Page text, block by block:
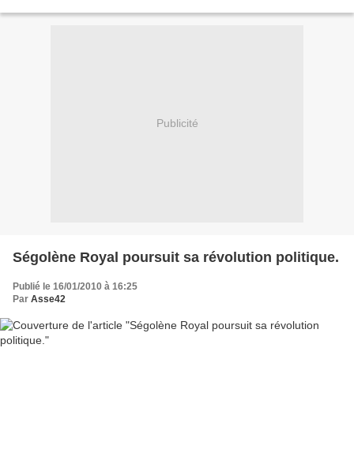
Publicité
Ségolène Royal poursuit sa révolution politique.
Publié le 16/01/2010 à 16:25
Par Asse42